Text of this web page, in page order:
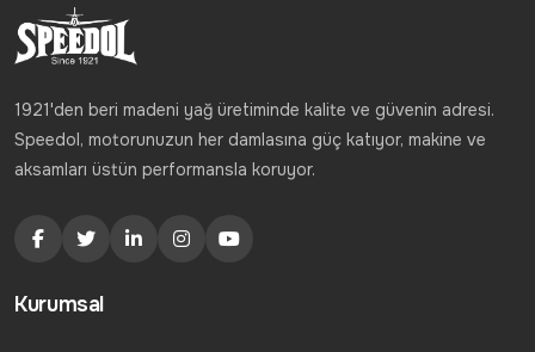
1921'den beri madeni yağ üretiminde kalite ve güvenin adresi.
Speedol, motorunuzun her damlasına güç katıyor, makine ve
aksamları üstün performansla koruyor.
Kurumsal